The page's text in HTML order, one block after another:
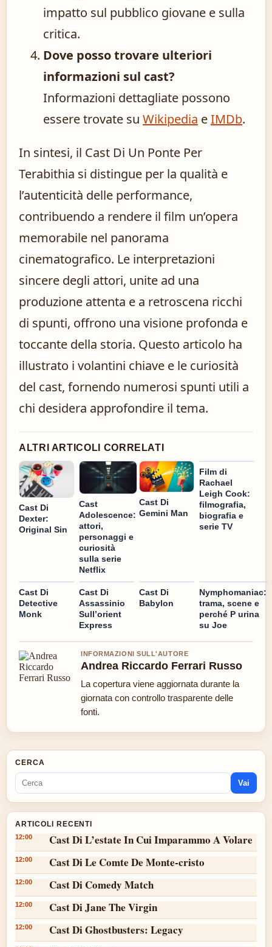
impatto sul pubblico giovane e sulla
critica.
Dove posso trovare ulteriori
informazioni sul cast?
Informazioni dettagliate possono
essere trovate su Wikipedia eIMDb.
In sintesi, il Cast Di Un Ponte Per
Terabithia si distingue per la qualità e
l’autenticità delle performance,
contribuendo a rendere il film un’opera
memorabile nel panorama
cinematografico. Le interpretazioni
sincere degli attori, unite ad una
produzione attenta e a retroscena ricchi
di spunti, offrono una visione profonda e
toccante della storia. Questo articolo ha
illustrato i volantini chiave e le curiosità
del cast, fornendo numerosi spunti utili a
chi desidera approfondire il tema.
ALTRI ARTICOLI CORRELATI
Cast Di
Dexter:
Original Sin
Cast
Adolescence:
attori,
personaggi e
curiosità
sulla serie
Netflix
Cast Di
Gemini Man
Film di
Rachael
Leigh Cook:
filmografia,
biografia e
serie TV
Cast Di
Detective
Monk
Cast Di
Assassinio
Sull’orient
Express
Cast Di
Babylon
Nymphomaniac:
trama, scene e
perché P urina
su Joe
INFORMAZIONI SULL'AUTORE
Andrea Riccardo Ferrari Russo
La copertura viene aggiornata durante la
giornata con controllo trasparente delle
fonti.
CERCA
Vai
ARTICOLI RECENTI
12:00 Cast Di L’estate In Cui Imparammo A Volare
12:00 Cast Di Le Comte De Monte-cristo
12:00 Cast Di Comedy Match
12:00 Cast Di Jane The Virgin
12:00 Cast Di Ghostbusters: Legacy